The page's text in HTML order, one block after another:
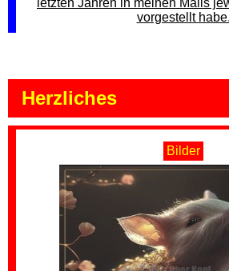
letzten Jahren in meinen Mails
vorgestellt habe.
Herzliches
Bilder